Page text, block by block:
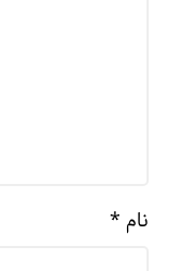
نام *